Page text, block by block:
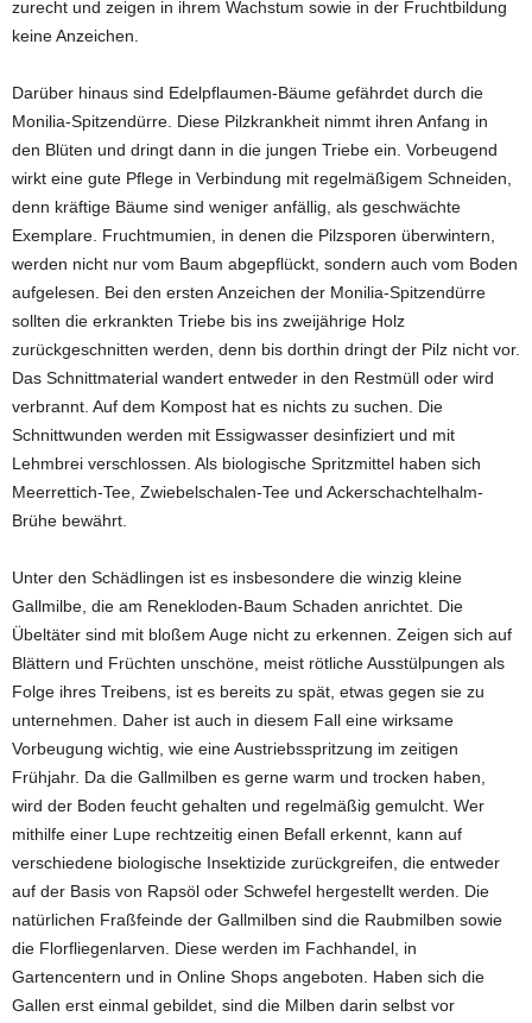
zurecht und zeigen in ihrem Wachstum sowie in der Fruchtbildung
keine Anzeichen.
Darüber hinaus sind Edelpflaumen-Bäume gefährdet durch die
Monilia-Spitzendürre. Diese Pilzkrankheit nimmt ihren Anfang in
den Blüten und dringt dann in die jungen Triebe ein. Vorbeugend
wirkt eine gute Pflege in Verbindung mit regelmäßigem Schneiden,
denn kräftige Bäume sind weniger anfällig, als geschwächte
Exemplare. Fruchtmumien, in denen die Pilzsporen überwintern,
werden nicht nur vom Baum abgepflückt, sondern auch vom Boden
aufgelesen. Bei den ersten Anzeichen der Monilia-Spitzendürre
sollten die erkrankten Triebe bis ins zweijährige Holz
zurückgeschnitten werden, denn bis dorthin dringt der Pilz nicht vor.
Das Schnittmaterial wandert entweder in den Restmüll oder wird
verbrannt. Auf dem Kompost hat es nichts zu suchen. Die
Schnittwunden werden mit Essigwasser desinfiziert und mit
Lehmbrei verschlossen. Als biologische Spritzmittel haben sich
Meerrettich-Tee, Zwiebelschalen-Tee und Ackerschachtelhalm-
Brühe bewährt.
Unter den Schädlingen ist es insbesondere die winzig kleine
Gallmilbe, die am Renekloden-Baum Schaden anrichtet. Die
Übeltäter sind mit bloßem Auge nicht zu erkennen. Zeigen sich auf
Blättern und Früchten unschöne, meist rötliche Ausstülpungen als
Folge ihres Treibens, ist es bereits zu spät, etwas gegen sie zu
unternehmen. Daher ist auch in diesem Fall eine wirksame
Vorbeugung wichtig, wie eine Austriebsspritzung im zeitigen
Frühjahr. Da die Gallmilben es gerne warm und trocken haben,
wird der Boden feucht gehalten und regelmäßig gemulcht. Wer
mithilfe einer Lupe rechtzeitig einen Befall erkennt, kann auf
verschiedene biologische Insektizide zurückgreifen, die entweder
auf der Basis von Rapsöl oder Schwefel hergestellt werden. Die
natürlichen Fraßfeinde der Gallmilben sind die Raubmilben sowie
die Florfliegenlarven. Diese werden im Fachhandel, in
Gartencentern und in Online Shops angeboten. Haben sich die
Gallen erst einmal gebildet, sind die Milben darin selbst vor